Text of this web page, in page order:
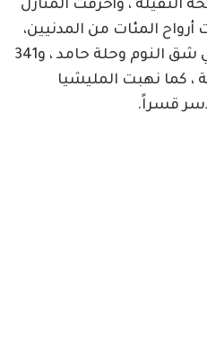
الثقيلة ، وأحرقت المنازل
المئات من المدنيين،
منهم أكثر من 100 شهيد في شق النوم وحلة حامد ، و341
، كما نهبت المليشيا
قسراً.